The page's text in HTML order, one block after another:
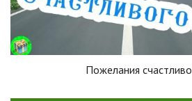
Пожелания